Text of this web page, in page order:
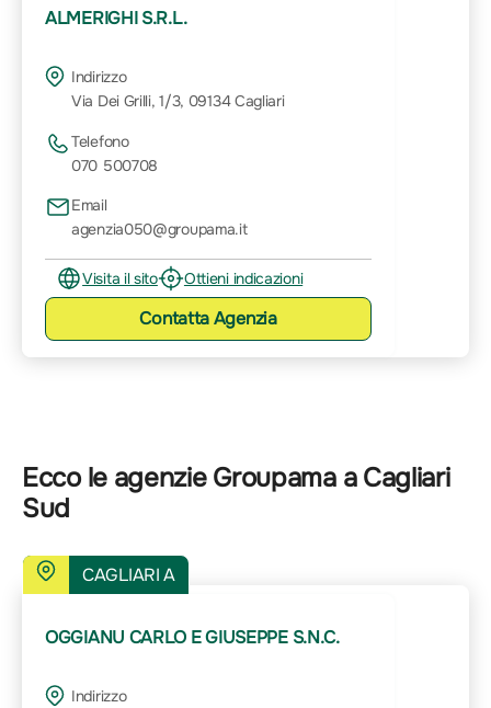
ALMERIGHI S.R.L.
Indirizzo
Via Dei Grilli, 1/3, 09134 Cagliari
Telefono
070 500708
Email
agenzia050@groupama.it
Visita il sito Ottieni indicazioni
ContattaAgenzia
Ecco le agenzie Groupama a Cagliari
Sud
CAGLIARI A
OGGIANU CARLO E GIUSEPPE S.N.C.
Indirizzo